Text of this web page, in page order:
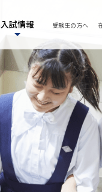
入試情報 受験生の方へ